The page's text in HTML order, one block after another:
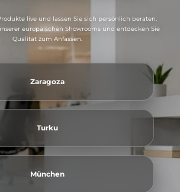
live und lassen Sie sich persönlich beraten.
europäischen Showrooms und entdecken Sie
Qualität zum Anfassen.
Zaragoza
Turku
München